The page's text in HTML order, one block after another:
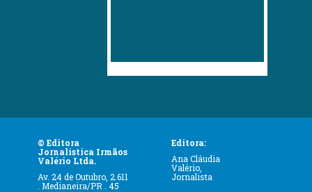
© Editora
Jornalística Irmãos
Valério Ltda.
Av. 24 de Outubro, 2.611
. Medianeira/PR . 45
Editora:
Ana Cláudia
Valério,
Jornalista